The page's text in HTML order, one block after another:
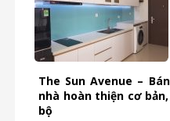
The Sun Avenue –
nhà hoàn thiện cơ
bộ